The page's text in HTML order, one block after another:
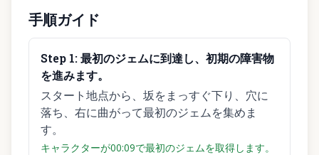
手順ガイド
Step 1:最初のジェムに到達し、初期の障害物
を進みます。
スタート地点から、坂をまっすぐ下り、穴に
落ち、右に曲がって最初のジェムを集めま
す。
キャラクターが00:09で最初のジェムを取得します。